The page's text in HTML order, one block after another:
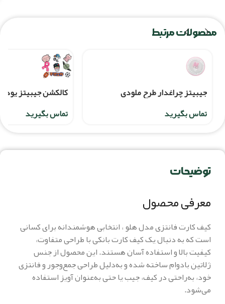
محصولات مرتبط
جیبیتز چراغدار طرح ملودی
تماس بگیرید
کالکشن جیبیتز یودا 9 عددی
تماس بگیرید
توضیحات
معرفی محصول
کیف کارت فانتزی مدل هلو ، انتخابی هوشمندانه برای کسانی
است که به دنبال یک کیف کارت بانکی با طراحی متفاوت،
کیفیت بالا و استفاده آسان هستند. این محصول از جنس
ژلاتین بادوام ساخته شده و به‌دلیل طراحی جمع‌وجور و فانتزی
خود، به‌راحتی در کیف، جیب یا حتی به‌عنوان آویز استفاده
می‌شود.